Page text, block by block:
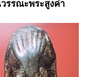
รรณะพระสูงค่า